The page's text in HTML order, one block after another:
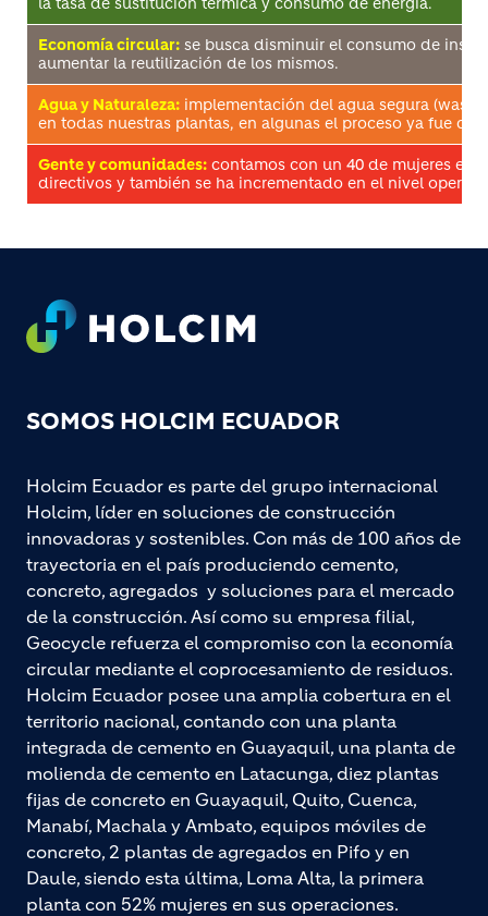
Economía circular: se busca disminuir el consumo de
aumentar la reutilización de los mismos.
Agua y Naturaleza: implementación del agua segura (wash
en todas nuestras plantas, en algunas el proceso ya fue
Gente y comunidades: contamos con un 40 de mujeres en
directivos y también se ha incrementado en el nivel
Footer
SOMOS HOLCIM ECUADOR
Holcim Ecuador es parte del grupo internacional
Holcim, líder en soluciones de construcción
innovadoras y sostenibles. Con más de 100 años de
trayectoria en el país produciendo cemento,
concreto, agregados y soluciones para el mercado
de la construcción. Así como su empresa filial,
Geocycle refuerza el compromiso con la economía
circular mediante el coprocesamiento de residuos.
Holcim Ecuador posee una amplia cobertura en el
territorio nacional, contando con una planta
integrada de cemento en Guayaquil, una planta de
molienda de cemento en Latacunga, diez plantas
fijas de concreto en Guayaquil, Quito, Cuenca,
Manabí, Machala y Ambato, equipos móviles de
concreto, 2 plantas de agregados en Pifo y en
Daule, siendo esta última, Loma Alta, la primera
planta con 52% mujeres en sus operaciones.